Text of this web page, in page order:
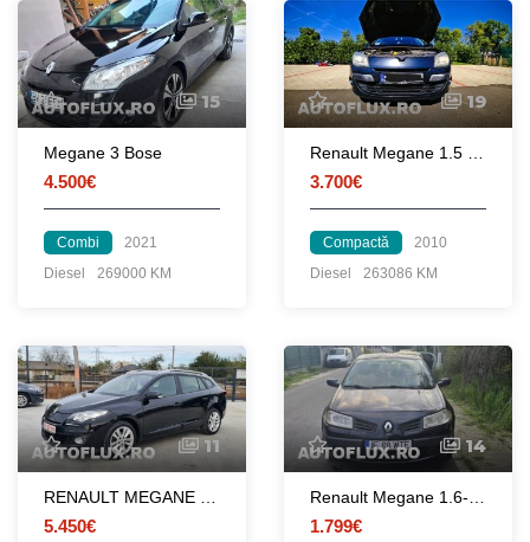
15
Megane 3 Bose
4.500€
Combi
2021
Diesel
269000 KM
19
3.700€
Compactă
2010
Diesel
263086 KM
11
5.450€
14
1.799€